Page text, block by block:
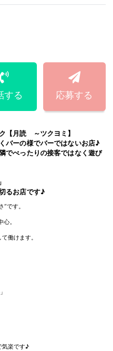
する 応募する
【月読 ～ツクヨミ】
バーの様でバーではないお店♪
でべったりの接客ではなく遊び
るお店です♪
です。
。
働けます。
気楽です♪